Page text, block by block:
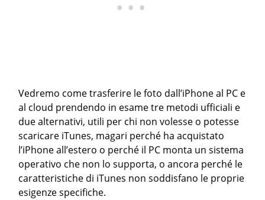
Vedremo come trasferire le foto dall’iPhone al PC e
al cloud prendendo in esame tre metodi ufficiali e
due alternativi, utili per chi non volesse o potesse
scaricare iTunes, magari perché ha acquistato
l’iPhone all’estero o perché il PC monta un sistema
operativo che non lo supporta, o ancora perché le
caratteristiche di iTunes non soddisfano le proprie
esigenze specifiche.